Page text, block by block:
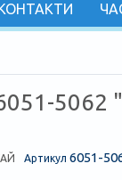
КОНТАКТИ
Артикул 6051-